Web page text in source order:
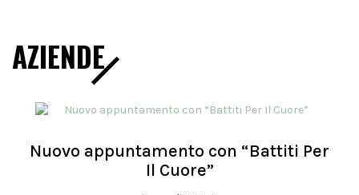
AZIENDE
Nuovo appuntamento con “Battiti Per
Il Cuore”